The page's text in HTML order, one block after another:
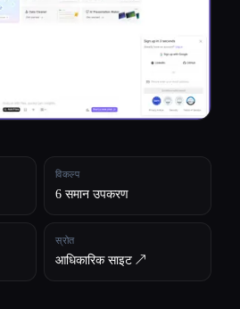
विकल्प
6 समान उपकरण
स्रोत
आधिकारिक साइट ↗︎